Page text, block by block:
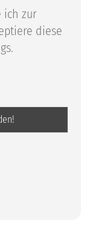
ich zur
diese